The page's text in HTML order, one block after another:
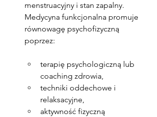
menstruacyjny i stan zapalny.
Medycyna funkcjonalna promuje
równowagę psychofizyczną
poprzez:
terapię psychologiczną lub
coaching zdrowia,
techniki oddechowe i
relaksacyjne,
aktywność fizyczną